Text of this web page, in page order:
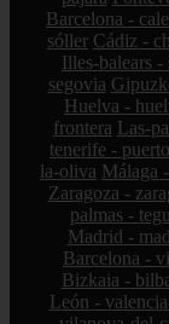
Barcelona -
sóller Cádiz -
Illes-balears -
segovia
Huelva -
frontera Las-
tenerife -
la-oliva Málaga
Zaragoza -
palmas -
Madrid -
Barcelona -
Bizkaia -
León -